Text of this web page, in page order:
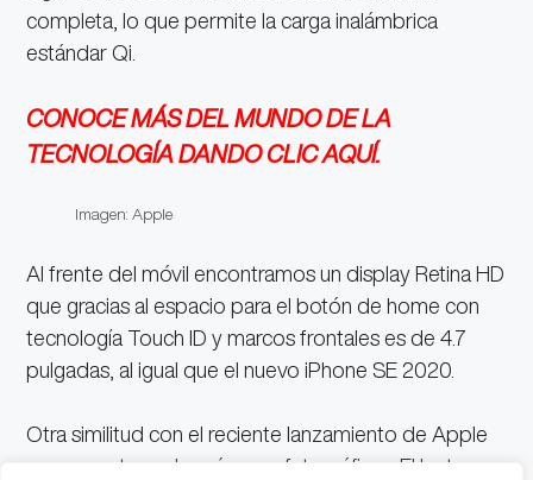
completa, lo que permite la carga inalámbrica
estándar Qi.
CONOCE MÁS DEL MUNDO DE LA
TECNOLOGÍA DANDO CLIC AQUÍ.
Imagen: Apple
Al frente del móvil encontramos un display Retina HD
que gracias al espacio para el botón de home con
tecnología Touch ID y marcos frontales es de 4.7
pulgadas, al igual que el nuevo iPhone SE 2020.
Otra similitud con el reciente lanzamiento de Apple
se encuentra en las cámaras fotográficas. El lente